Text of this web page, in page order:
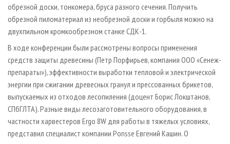
обрезной доски, тонкомера, бруса разного сечения. Получить
обрезной пиломатериал из необрезной доски и горбыля можно на
двухпильном кромкообрезном станке СДК-1.
В ходе конференции были рассмотрены вопросы применения
средств защиты древесины (Петр Порфирьев, компания ООО «Сенеж-
препараты»), эффективности выработки тепловой и электрической
энергии при сжигании древесных гранул и прессованных брикетов,
выпускаемых из отходов лесопиления (доцент Борис Локштанов,
СПбГЛТА). Разные виды лесозаготовительного оборудования, в
частности харвестеров Ergo 8W для работы в тяжелых условиях,
представил специалист компании Ponsse Евгений Кашин. О